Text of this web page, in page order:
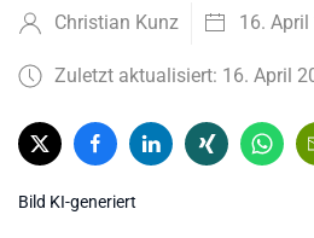
Christian Kunz 16. April
Zuletzt aktualisiert: 16. April
Bild KI-generiert